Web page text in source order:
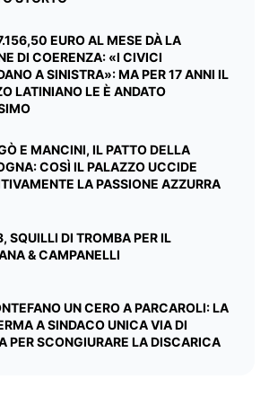
EURO AL MESE DÀ LA
DI COERENZA: «I CIVICI
A SINISTRA»: MA PER 17 ANNI IL
LATINIANO LE È ANDATO
E MANCINI, IL PATTO DELLA
COSÌ IL PALAZZO UCCIDE
LA PASSIONE AZZURRA
SQUILLI DI TROMBA PER IL
& CAMPANELLI
UN CERO A PARCAROLI: LA
A SINDACO UNICA VIA DI
PER SCONGIURARE LA DISCARICA